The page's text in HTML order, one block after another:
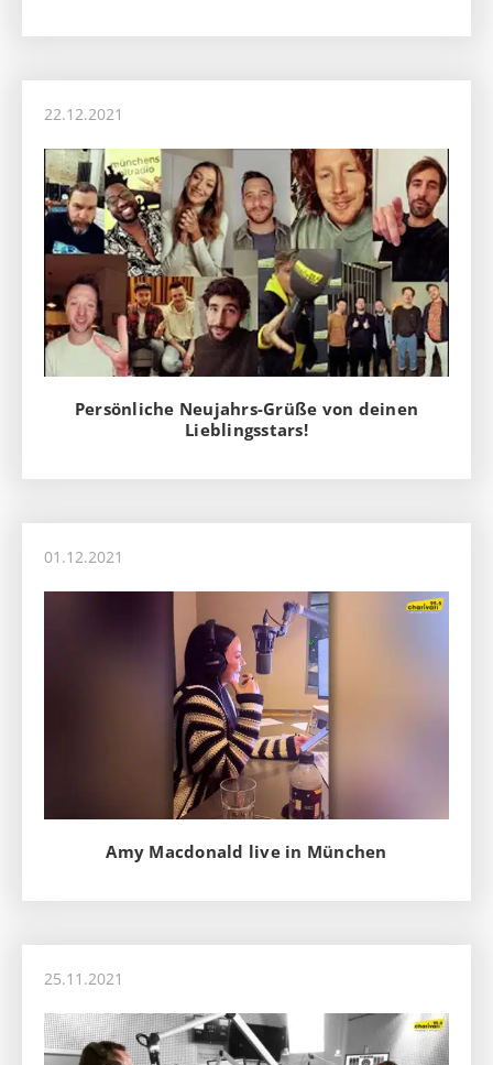
22.12.2021
Persönliche Neujahrs-Grüße von deinen
Lieblingsstars!
01.12.2021
Amy Macdonald live in München
25.11.2021